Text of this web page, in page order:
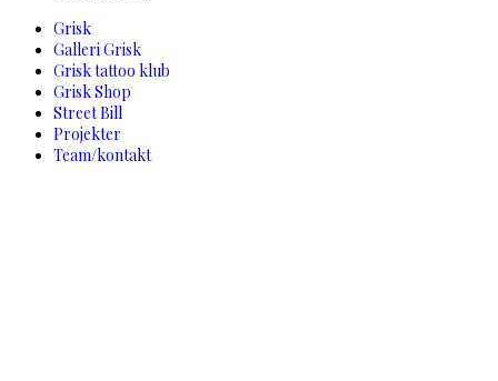
Grisk
Galleri Grisk
Grisk tattoo klub
Grisk Shop
Street Bill
Projekter
Team/kontakt